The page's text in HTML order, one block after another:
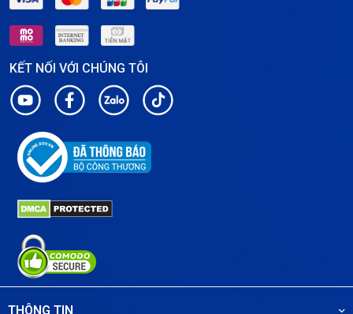
KẾT NỐI VỚI CHÚNG TÔI
THÔNG TIN